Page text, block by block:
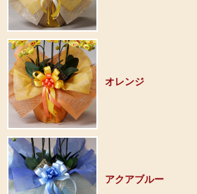
オレンジ
アクアブルー